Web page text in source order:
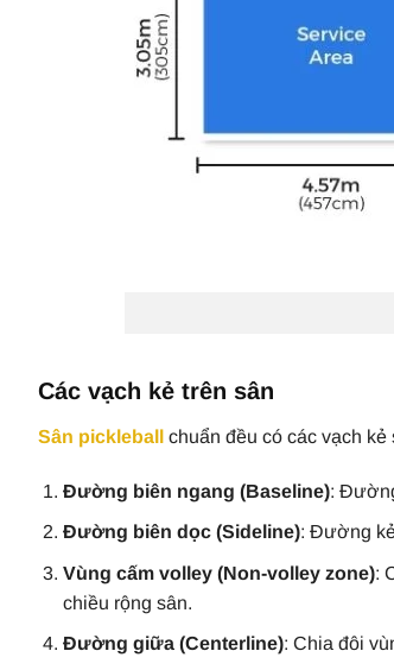
Các vạch kẻ trên sân
Sân pickleball chuẩn đều có các vạch kẻ
Đường biên ngang (Baseline):
Đường biên dọc (Sideline): Đường
Vùng cấm volley (Non-volley zone):
chiều rộng sân.
Đường giữa (Centerline): Chia đôi